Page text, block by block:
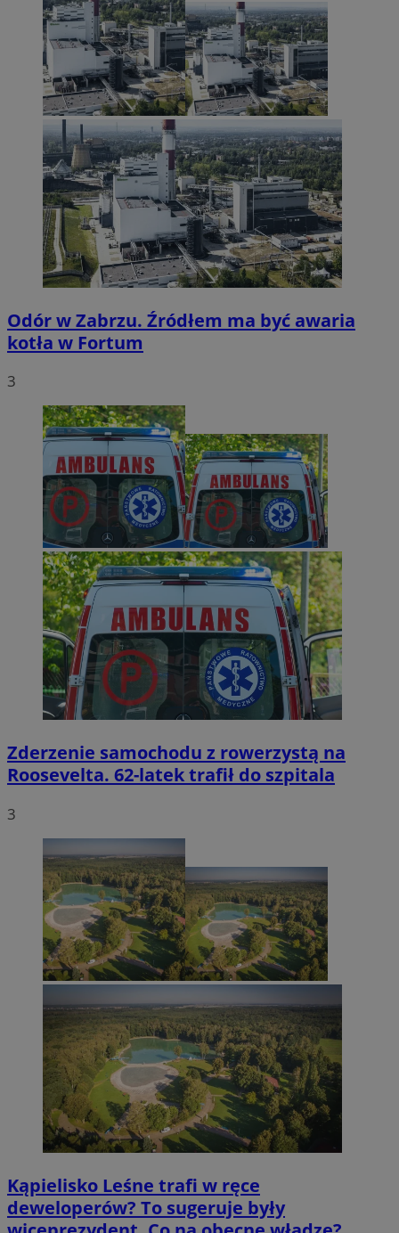
Odór w Zabrzu. Źródłem ma być awaria
kotła w Fortum
3
Zderzenie samochodu z rowerzystą na
Roosevelta. 62-latek trafił do szpitala
3
Kąpielisko Leśne trafi w ręce
deweloperów? To sugeruje były